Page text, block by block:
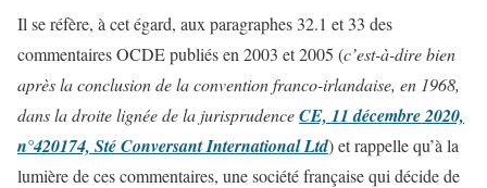
Il se réfère, à cet égard, aux paragraphes 32.1 et 33 des
commentaires OCDE publiés en 2003 et 2005 (c’est-à-dire bien
après la conclusion de la convention franco-irlandaise, en 1968,
dans la droite lignée de la jurisprudenceCE, 11 décembre 2020,
n°420174, Sté Conversant International Ltd) et rappelle qu’à la
lumière de ces commentaires, une société française qui décide de